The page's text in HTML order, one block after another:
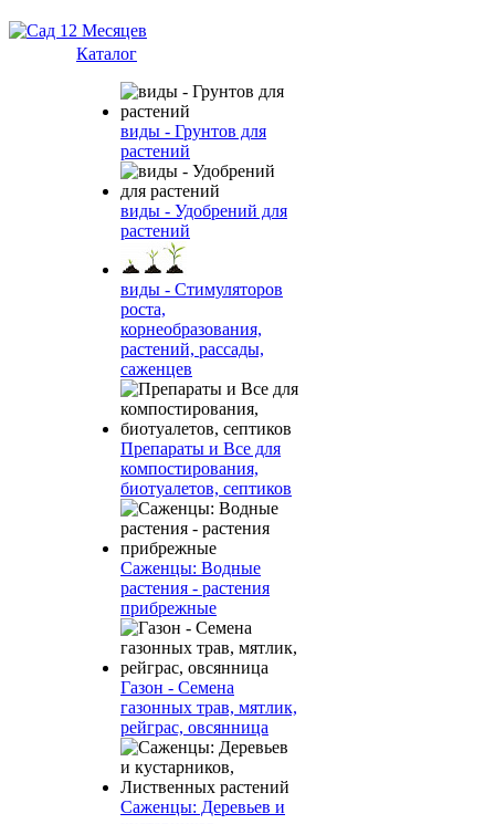
Каталог
виды - Грунтов для
растений
виды - Удобрений для
растений
виды - Стимуляторов
роста,
корнеобразования,
растений, рассады,
саженцев
Препараты и Все для
компостирования,
биотуалетов, септиков
Саженцы: Водные
растения - растения
прибрежные
Газон - Семена
газонных трав, мятлик,
рейграс, овсянница
Саженцы: Деревьев и